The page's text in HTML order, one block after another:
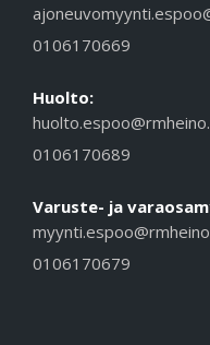
0106170669
Huolto:
0106170689
Varuste- ja
0106170679